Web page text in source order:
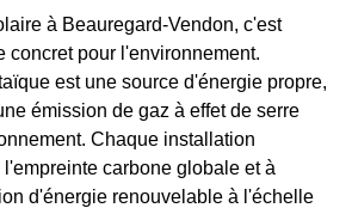
à Beauregard-Vendon, c'est
concret pour l'environnement.
est une source d'énergie propre,
émission de gaz à effet de serre
Chaque installation
carbone globale et à
d'énergie renouvelable à l'échelle